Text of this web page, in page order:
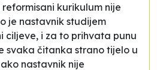
kurikulum nije
je nastavnik studijem
ciljeve, i za to prihvata punu
svaka čitanka strano tijelo u
nastavnik nije